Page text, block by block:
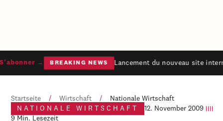
→ BREAKING NEWS Lancement du nouveau site
Startseite / Wirtschaft /
Nationale Wirtschaft
NATIONALE WIRTSCHAFT
12. November 2009
9 Min. Lesezeit